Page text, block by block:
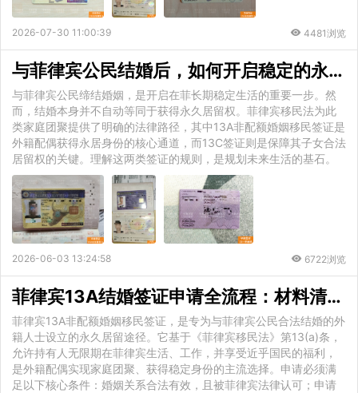
2026-07-30 11:00:39 4481浏览
与菲律宾公民结婚后，如何开启稳定的永久居留生活？13A签证和13C签证全解析
与菲律宾公民缔结婚姻，是开启在菲长期稳定生活的重要一步。然
而，结婚本身并不自动等同于获得永久居留权。菲律宾移民法为此
类家庭团聚提供了明确的法律路径，其中13A非配额婚姻移民签证是
外籍配偶获得永居身份的核心通道，而13C签证则是保障其子女合法
居留权的关键。理解这两类签证的规则，是规划未来生活的基石。
2026-06-03 13:24:58 6722浏览
菲律宾13A结婚签证申请全流程：材料清单、面试问答与常见拒签原因解析
菲律宾13A非配额婚姻移民签证，是专为与菲律宾公民合法结婚的外
籍人士设立的永久居留途径。它基于《菲律宾移民法》第13(a)条，
允许持有人无限期在菲律宾生活、工作，并享受近乎国民的福利，
是外籍配偶实现家庭团聚、获得稳定身份的主流选择。申请必须满
足以下核心条件：婚姻关系合法有效，且被菲律宾法律认可；申请